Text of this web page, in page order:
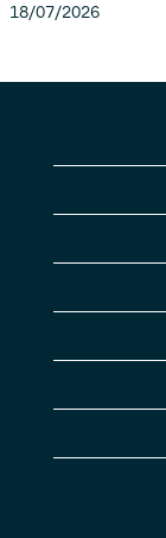
18/07/2026